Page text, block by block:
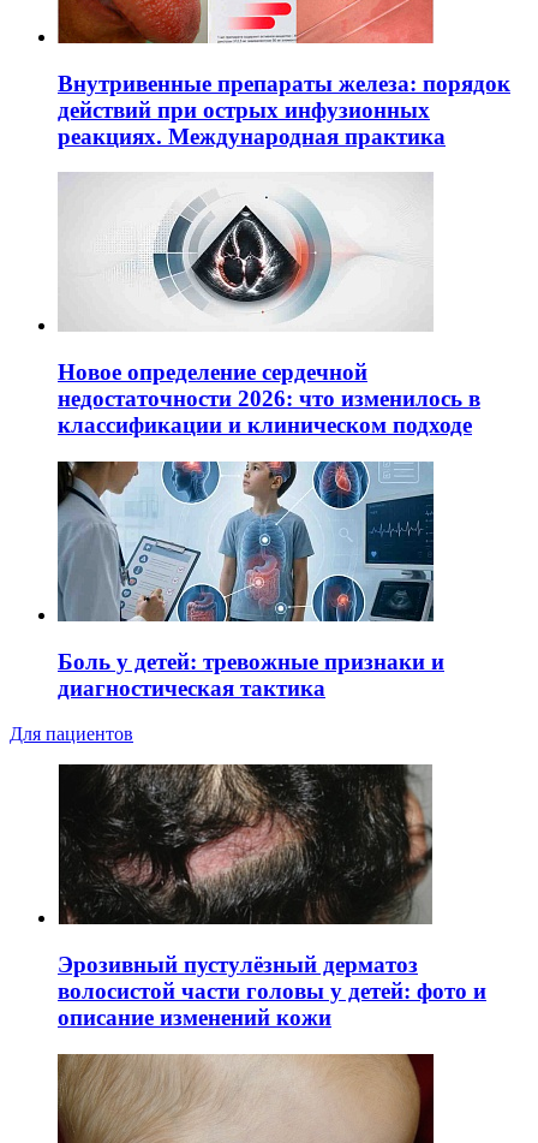
Внутривенные препараты железа: порядок
действий при острых инфузионных
реакциях. Международная практика
Новое определение сердечной
недостаточности 2026: что изменилось в
классификации и клиническом подходе
Боль у детей: тревожные признаки и
диагностическая тактика
Для пациентов
Эрозивный пустулёзный дерматоз
волосистой части головы у детей: фото и
описание изменений кожи